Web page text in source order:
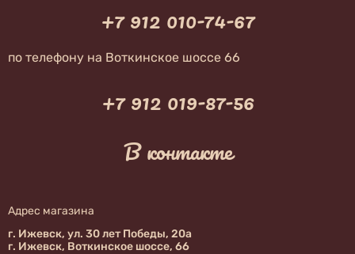
+7 912 010-74-67
по телефону на Воткинское шоссе 66
+7 912 019-87-56
В контакте
Адрес магазина
г. Ижевск, ул. 30 лет Победы, 20а
г. Ижевск, Воткинское шоссе, 66